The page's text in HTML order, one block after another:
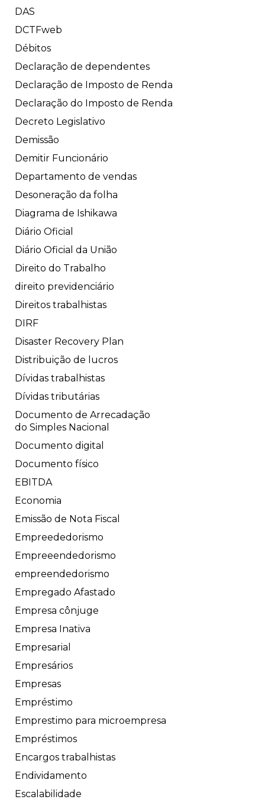
DAS
DCTFweb
Débitos
Declaração de dependentes
Declaração de Imposto de Renda
Declaração do Imposto de Renda
Decreto Legislativo
Demissão
Demitir Funcionário
Departamento de vendas
Desoneração da folha
Diagrama de Ishikawa
Diário Oficial
Diário Oficial da União
Direito do Trabalho
direito previdenciário
Direitos trabalhistas
DIRF
Disaster Recovery Plan
Distribuição de lucros
Dívidas trabalhistas
Dívidas tributárias
Documento de Arrecadação
do Simples Nacional
Documento digital
Documento físico
EBITDA
Economia
Emissão de Nota Fiscal
Empreededorismo
Empreeendedorismo
empreendedorismo
Empregado Afastado
Empresa cônjuge
Empresa Inativa
Empresarial
Empresários
Empresas
Empréstimo
Emprestimo para microempresa
Empréstimos
Encargos trabalhistas
Endividamento
Escalabilidade